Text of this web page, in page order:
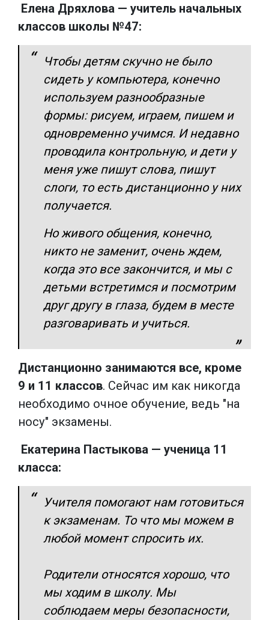
Елена Дряхлова — учитель начальных
классов школы №47:
Чтобы детям скучно не было
сидеть у компьютера, конечно
используем разнообразные
формы: рисуем, играем, пишем и
одновременно учимся. И недавно
проводила контрольную, и дети у
меня уже пишут слова, пишут
слоги, то есть дистанционно у них
получается.
Но живого общения, конечно,
никто не заменит, очень ждем,
когда это все закончится, и мы с
детьми встретимся и посмотрим
друг другу в глаза, будем в месте
разговаривать и учиться.
Дистанционно занимаются все, кроме
9 и 11 классов. Сейчас им как никогда
необходимо очное обучение, ведь "на
носу" экзамены.
Екатерина Пастыкова — ученица 11
класса:
Учителя помогают нам готовиться
к экзаменам. То что мы можем в
любой момент спросить их.
Родители относятся хорошо, что
мы ходим в школу. Мы
соблюдаем меры безопасности,